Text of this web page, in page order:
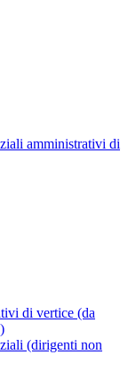
amministrativi di
di vertice (da
(dirigenti non